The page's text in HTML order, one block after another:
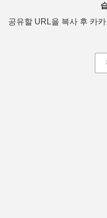
공유할 URL을 복사 후 카